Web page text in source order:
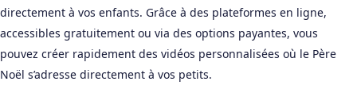
directement à vos enfants. Grâce à des plateformes en ligne,
accessibles gratuitement ou via des options payantes, vous
pouvez créer rapidement des vidéos personnalisées où le Père
Noël s’adresse directement à vos petits.